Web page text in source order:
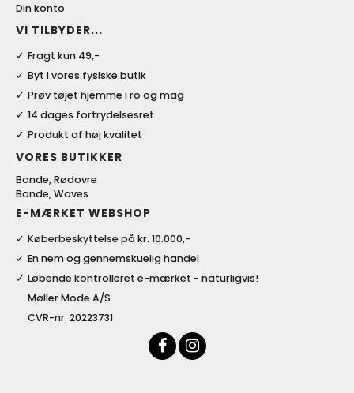
Din konto
VI TILBYDER...
Fragt kun 49,-
Byt i vores fysiske butik
Prøv tøjet hjemme i ro og mag
14 dages fortrydelsesret
Produkt af høj kvalitet
VORES BUTIKKER
Bonde, Rødovre
Bonde, Waves
E-MÆRKET WEBSHOP
Køberbeskyttelse på kr. 10.000,-
En nem og gennemskuelig handel
Løbende kontrolleret e-mærket - naturligvis!
Møller Mode A/S
CVR-nr. 20223731